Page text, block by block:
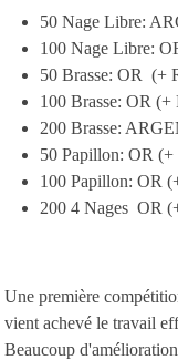
50 Nage Libre:
100 Nage Libre:
50 Brasse: OR (+
100 Brasse: OR (+
200 Brasse:
50 Papillon: OR (+
100 Papillon: OR
200 4 Nages OR
Une première
vient achevé le travail
Beaucoup